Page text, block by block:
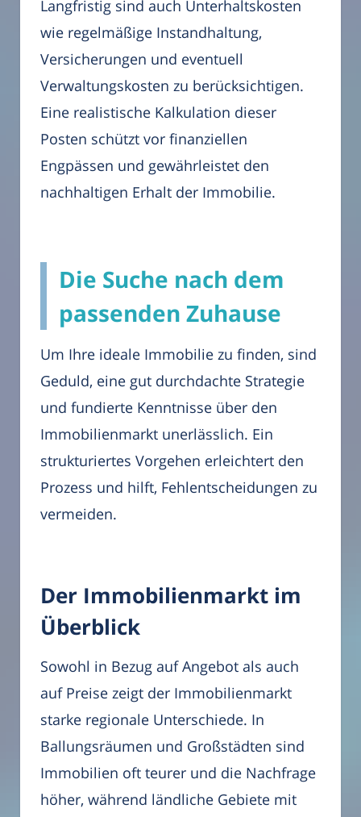
Langfristig sind auch Unterhaltskosten
wie regelmäßige Instandhaltung,
Versicherungen und eventuell
Verwaltungskosten zu berücksichtigen.
Eine realistische Kalkulation dieser
Posten schützt vor finanziellen
Engpässen und gewährleistet den
nachhaltigen Erhalt der Immobilie.
Die Suche nach dem
passenden Zuhause
Um Ihre ideale Immobilie zu finden, sind
Geduld, eine gut durchdachte Strategie
und fundierte Kenntnisse über den
Immobilienmarkt unerlässlich. Ein
strukturiertes Vorgehen erleichtert den
Prozess und hilft, Fehlentscheidungen zu
vermeiden.
Der Immobilienmarkt im
Überblick
Sowohl in Bezug auf Angebot als auch
auf Preise zeigt der Immobilienmarkt
starke regionale Unterschiede. In
Ballungsräumen und Großstädten sind
Immobilien oft teurer und die Nachfrage
höher, während ländliche Gebiete mit